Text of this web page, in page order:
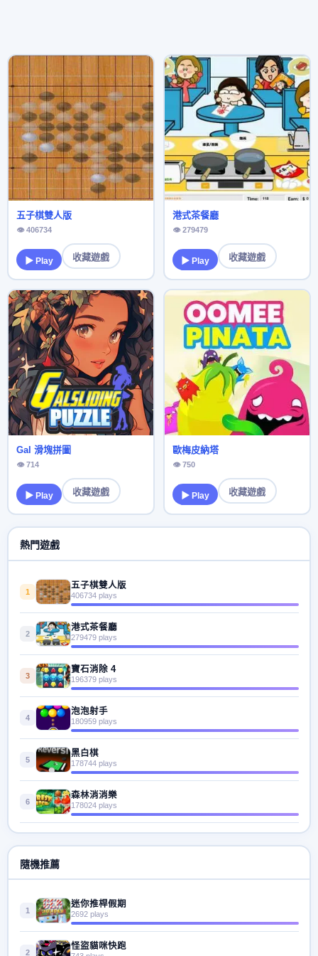
五子棋雙人版
👁 406734
▶ Play 收藏遊戲
港式茶餐廳
👁 279479
▶ Play 收藏遊戲
Gal 滑塊拼圖
👁 714
▶ Play 收藏遊戲
歐梅皮納塔
👁 750
▶ Play 收藏遊戲
熱門遊戲
1
五子棋雙人版
406734 plays
2
港式茶餐廳
279479 plays
3
寶石消除 4
196379 plays
4
泡泡射手
180959 plays
5
黑白棋
178744 plays
6
森林消消樂
178024 plays
隨機推薦
1
迷你推桿假期
2692 plays
2
怪盜貓咪快跑